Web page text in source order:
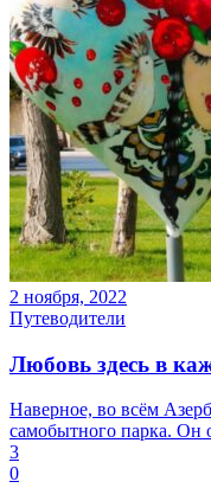
2 ноября, 2022
Путеводители
Любовь здесь в
Наверное, во всём
самобытного парка. Он
3
0